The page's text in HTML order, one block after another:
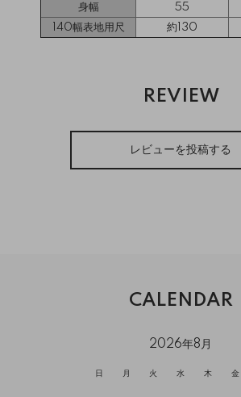
身幅
55
140幅表地用尺
約130
REVIEW
レビューを投稿する
CALENDAR
2026年8月
日 月 火 水 木 金